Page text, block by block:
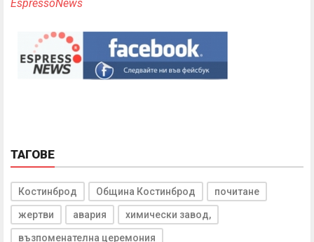
EspressoNews
ТАГОВЕ
Костинброд Община Костинброд почитане
жертви авария химически завод,
възпоменателна церемония